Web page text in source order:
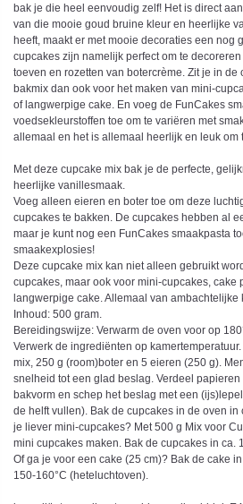
bak je die heel eenvoudig zelf! Het is direct
van die mooie goud bruine kleur en heerlijke
heeft, maakt er met mooie decoraties een nog
cupcakes zijn namelijk perfect om te
toeven en rozetten van botercrème. Zit je in de
bakmix dan ook voor het maken van mini-
of langwerpige cake. En voeg de FunCakes
voedsekleurstoffen toe om te variëren met
allemaal en het is allemaal heerlijk en leuk om
Met deze cupcake mix bak je de perfecte,
heerlijke vanillesmaak.
Voeg alleen eieren en boter toe om deze
cupcakes te bakken. De cupcakes hebben al
maar je kunt nog een FunCakes smaakpasta
smaakexplosies!
Deze cupcake mix kan niet alleen gebruikt
cupcakes, maar ook voor mini-cupcakes, cake
langwerpige cake. Allemaal van ambachtelijke
Inhoud: 500 gram.
Bereidingswijze: Verwarm de oven voor op
Verwerk de ingrediënten op
mix, 250 g (room)boter en 5 eieren (250 g).
snelheid tot een glad beslag. Verdeel
bakvorm en schep het beslag met een
de helft vullen). Bak de cupcakes in de oven in
je liever mini-cupcakes? Met 500 g Mix voor
mini cupcakes maken. Bak de cupcakes in ca.
Of ga je voor een cake (25 cm)? Bak de cake
150-160°C (heteluchtoven).